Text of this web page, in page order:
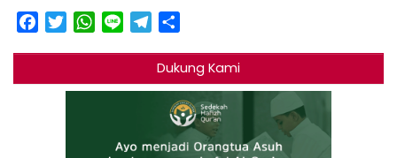
Facebook
TwitterWhatsApp
Line Telegram
Dukung Kami